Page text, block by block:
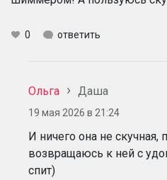
0 ответить
Ольга Даша
19 мая 2026 в 21:24
И ничего она не скучная,
возвращаюсь к ней с
спит)